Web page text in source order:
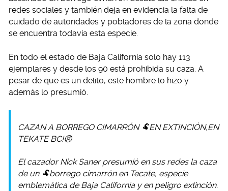
redes sociales y también deja en evidencia la falta de
cuidado de autoridades y pobladores de la zona donde
se encuentra todavía esta especie.
En todo el estado de Baja California solo hay 113
ejemplares y desde los 90 está prohibida su caza. A
pesar de que es un delito, este hombre lo hizo y
además lo presumió.
CAZAN A BORREGO CIMARRÓN 🐏EN EXTINCIÓN,EN
TEKATE BC!😠
El cazador Nick Saner presumió en sus redes la caza
de un 🐏borrego cimarrón en Tecate, especie
emblemática de Baja California y en peligro extinción.